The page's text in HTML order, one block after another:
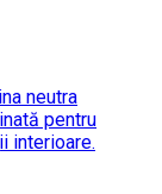
neutra
pentru
interioare.